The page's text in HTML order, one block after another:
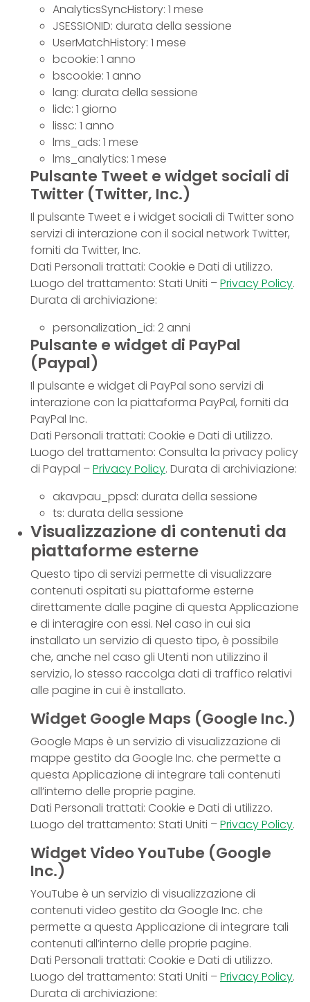
AnalyticsSyncHistory: 1 mese
JSESSIONID: durata della sessione
UserMatchHistory: 1 mese
bcookie: 1 anno
bscookie: 1 anno
lang: durata della sessione
lidc: 1 giorno
lissc: 1 anno
lms_ads: 1 mese
lms_analytics: 1 mese
Pulsante Tweet e widget sociali di
Twitter (Twitter, Inc.)
Il pulsante Tweet e i widget sociali di Twitter sono
servizi di interazione con il social network Twitter,
forniti da Twitter, Inc.
Dati Personali trattati: Cookie e Dati di utilizzo.
Luogo del trattamento: Stati Uniti –Privacy Policy.
Durata di archiviazione:
personalization_id: 2 anni
Pulsante e widget di PayPal
(Paypal)
Il pulsante e widget di PayPal sono servizi di
interazione con la piattaforma PayPal, forniti da
PayPal Inc.
Dati Personali trattati: Cookie e Dati di utilizzo.
Luogo del trattamento: Consulta la privacy policy
di Paypal –Privacy Policy. Durata di archiviazione:
akavpau_ppsd: durata della sessione
ts: durata della sessione
Visualizzazione di contenuti da
piattaforme esterne
Questo tipo di servizi permette di visualizzare
contenuti ospitati su piattaforme esterne
direttamente dalle pagine di questa Applicazione
e di interagire con essi. Nel caso in cui sia
installato un servizio di questo tipo, è possibile
che, anche nel caso gli Utenti non utilizzino il
servizio, lo stesso raccolga dati di traffico relativi
alle pagine in cui è installato.
Widget Google Maps (Google Inc.)
Google Maps è un servizio di visualizzazione di
mappe gestito da Google Inc. che permette a
questa Applicazione di integrare tali contenuti
all’interno delle proprie pagine.
Dati Personali trattati: Cookie e Dati di utilizzo.
Luogo del trattamento: Stati Uniti –Privacy Policy.
Widget Video YouTube (Google
Inc.)
YouTube è un servizio di visualizzazione di
contenuti video gestito da Google Inc. che
permette a questa Applicazione di integrare tali
contenuti all’interno delle proprie pagine.
Dati Personali trattati: Cookie e Dati di utilizzo.
Luogo del trattamento: Stati Uniti –Privacy Policy.
Durata di archiviazione: